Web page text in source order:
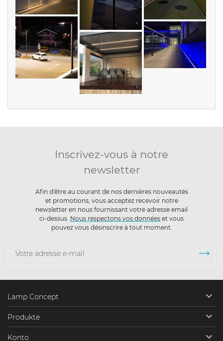
Inscrivez-vous à notre
newsletter
Afin d'être au courant de nos dernières nouveautés
et promotions, vous acceptez recevoir notre
newsletter en nous fournissant votre adresse email
ci-dessus. Nous respectons vos données et vous
pouvez vous désinscrire à tout moment.
Lamp Concept 
Produkte 
Konto 